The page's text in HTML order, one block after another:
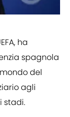
ha
spagnola
del
agli
stadi.